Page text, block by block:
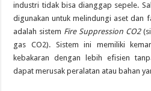
industri tidak bisa dianggap sepele.
digunakan untuk melindungi aset dan
adalah sistem Fire Suppression CO2
gas CO2). Sistem ini memiliki
kebakaran dengan lebih efisien
dapat merusak peralatan atau bahan